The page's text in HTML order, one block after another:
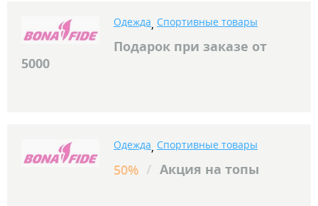
Одежда, Спортивные товары
Подарок при заказе от
5000
Одежда, Спортивные товары
50% / Акция на топы